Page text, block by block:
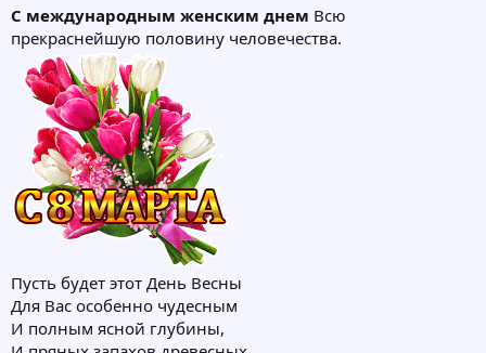
С международным женским днем Всю
прекраснейшую половину человечества.
Пусть будет этот День Весны
Для Вас особенно чудесным
И полным ясной глубины,